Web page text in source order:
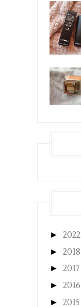
► 2022
► 2018
► 2017
► 2016
► 2015